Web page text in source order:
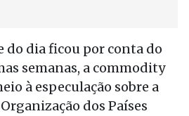
do dia ficou por conta do
semanas, a commodity
à especulação sobre a
dos Países